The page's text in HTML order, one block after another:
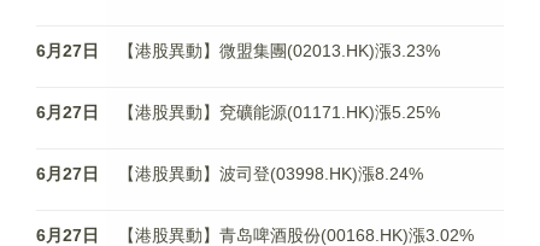
6月27日 【港股異動】微盟集團(02013.HK)漲3.23%
6月27日 【港股異動】兗礦能源(01171.HK)漲5.25%
6月27日 【港股異動】波司登(03998.HK)漲8.24%
6月27日 【港股異動】青岛啤酒股份(00168.HK)漲3.02%